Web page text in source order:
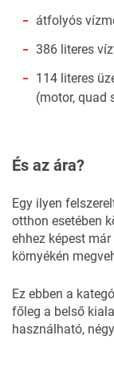
átfolyós
386 literes
114 literes
(motor, quad
És az ára?
Egy ilyen
otthon esetében
ehhez képest
környékén
Ez ebben a
főleg a belső
használható,